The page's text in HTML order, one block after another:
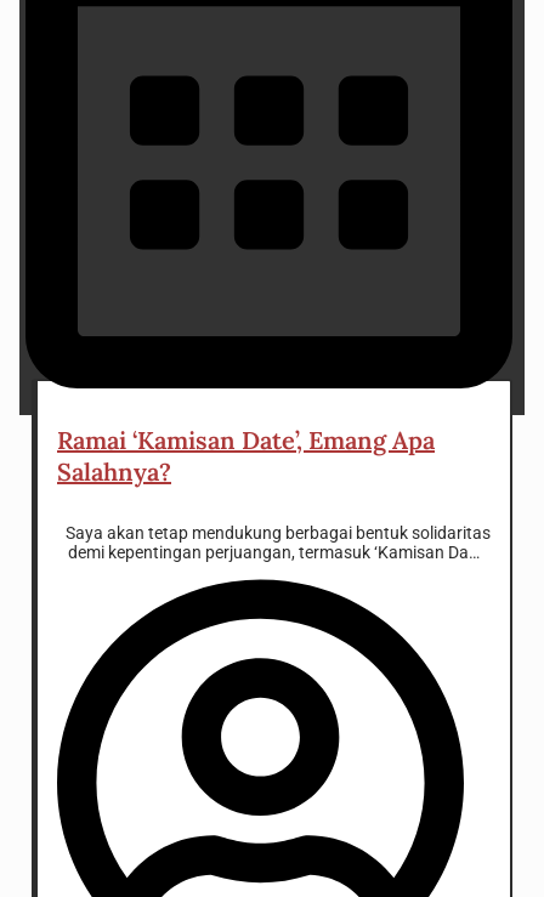
Ramai ‘Kamisan Date’, Emang Apa
Salahnya?
Saya akan tetap mendukung berbagai bentuk solidaritas
demi kepentingan perjuangan, termasuk ‘Kamisan Date’.
konsistensi perjuangan juga perlu dibarengi dengan
inisiatif untuk terus mengikuti zaman dan membuat
gerakan sosial itu terus relevan.